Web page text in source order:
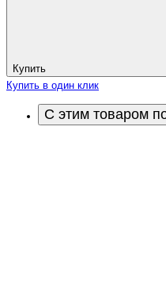
Купить
Купить в один клик
С этим товаром